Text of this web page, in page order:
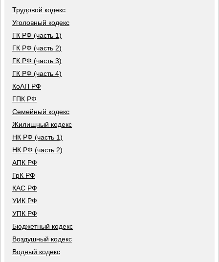
Трудовой кодекс
Уголовный кодекс
ГК РФ (часть 1)
ГК РФ (часть 2)
ГК РФ (часть 3)
ГК РФ (часть 4)
КоАП РФ
ГПК РФ
Семейный кодекс
Жилищный кодекс
НК РФ (часть 1)
НК РФ (часть 2)
АПК РФ
ГрК РФ
КАС РФ
УИК РФ
УПК РФ
Бюджетный кодекс
Воздушный кодекс
Водный кодекс